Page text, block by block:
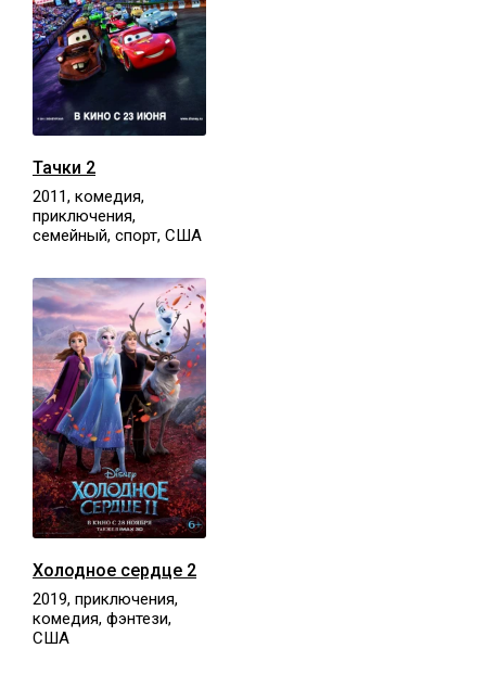
Тачки 2
2011, комедия,
приключения,
семейный, спорт, США
Холодное сердце 2
2019, приключения,
комедия, фэнтези,
США